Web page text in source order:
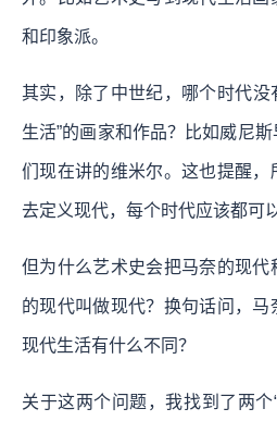
和印象派。
其实，除了中世纪，哪个时代没
生活”的画家和作品？比如威尼
们现在讲的维米尔。这也提醒，
去定义现代，每个时代应该都可
但为什么艺术史会把马奈的现代
的现代叫做现代？换句话问，
现代生活有什么不同？
关于这两个问题，我找到了两个